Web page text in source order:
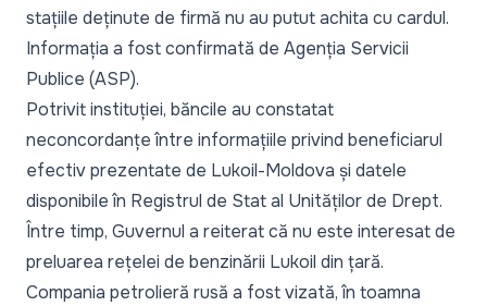
stațiile deținute de firmă nu au putut achita cu cardul.
Informația a fost confirmată de Agenția Servicii
Publice (ASP).
Potrivit instituției, băncile au constatat
neconcordanțe între informațiile privind beneficiarul
efectiv prezentate de Lukoil-Moldova și datele
disponibile în Registrul de Stat al Unităților de Drept.
Între timp, Guvernul a reiterat că nu este interesat de
preluarea rețelei de benzinării Lukoil din țară.
Compania petrolieră rusă a fost vizată, în toamna